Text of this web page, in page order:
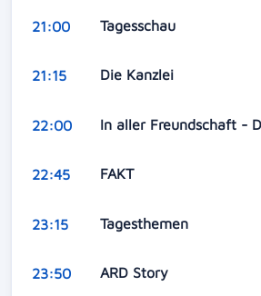
21:00 Tagesschau
21:15 Die Kanzlei
22:00 In aller Freundschaft -
22:45 FAKT
23:15 Tagesthemen
23:50 ARD Story